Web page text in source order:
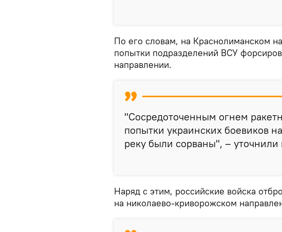
По его словам, на Краснолиманском
попытки подразделений ВСУ
направлении.
"Сосредоточенным огнем
попытки украинских боевиков
реку были сорваны", –
Наряд с этим, российские войска
на николаево-криворожском